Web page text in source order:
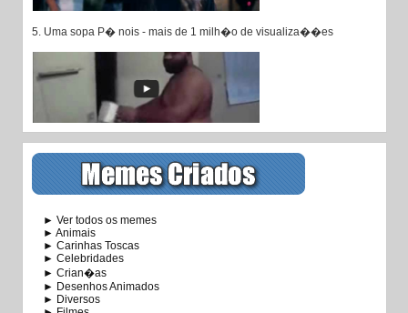
5. Uma sopa P� nois - mais de 1 milh�o de visualiza��es
► Ver todos os memes
► Animais
► Carinhas Toscas
► Celebridades
► Crian�as
► Desenhos Animados
► Diversos